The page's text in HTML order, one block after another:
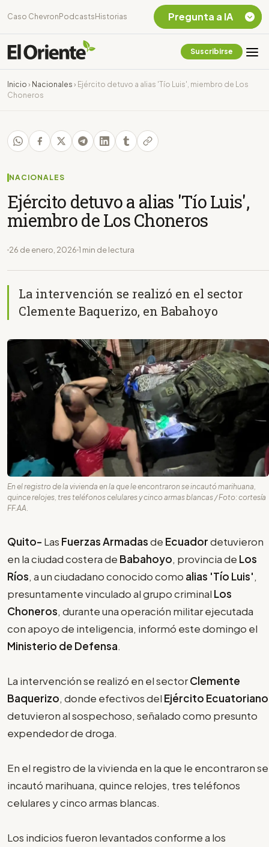
Caso Chevron Podcasts Historias
Suscribirse
Inicio › Nacionales › Ejército detuvo a alias 'Tío Luis', miembro de Los
Choneros
NACIONALES
Ejército detuvo a alias 'Tío Luis',
miembro de Los Choneros
26 de enero, 2026 1 min de lectura
La intervención se realizó en el sector
Clemente Baquerizo, en Babahoyo
En el registro de la vivienda en la que le encontraron se incautó marihuana,
quince relojes, tres teléfonos celulares y cinco armas blancas / Foto: cortesía
FF.AA.
Quito- Las Fuerzas Armadasde Ecuadordetuvieron
en la ciudad costera de Babahoyo, provincia de Los
Ríos, a un ciudadano conocido como alias 'Tío Luis',
presuntamente vinculado al grupo criminal Los
Choneros, durante una operación militar ejecutada
con apoyo de inteligencia, informó este domingo el
Ministerio de Defensa.
La intervención se realizó en el sectorClemente
Baquerizo, donde efectivos del Ejército Ecuatoriano
detuvieron al sospechoso, señalado como presunto
expendedor de droga.
En el registro de la vivienda en la que le encontraron se
incautó marihuana, quince relojes, tres teléfonos
celulares y cinco armas blancas.
Los indicios fueron levantados conforme a los
Pregunta a IA
Chevron Ecuador